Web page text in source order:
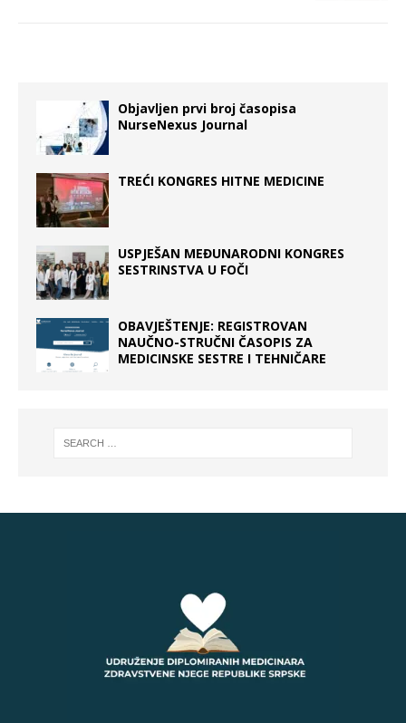
Objavljen prvi broj časopisa
NurseNexus Journal
TREĆI KONGRES HITNE MEDICINE
USPJEŠAN MEĐUNARODNI KONGRES
SESTRINSTVA U FOČI
OBAVJEŠTENJE: REGISTROVAN
NAUČNO-STRUČNI ČASOPIS ZA
MEDICINSKE SESTRE I TEHNIČARE